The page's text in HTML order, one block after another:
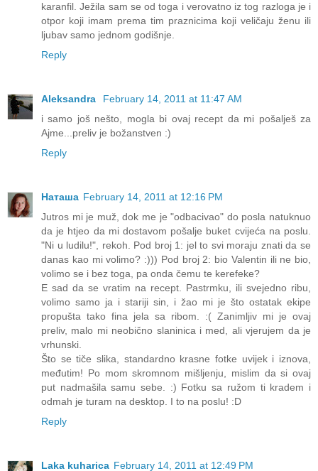
karanfil. Ježila sam se od toga i verovatno iz tog razloga je i
otpor koji imam prema tim praznicima koji veličaju ženu ili
ljubav samo jednom godišnje.
Reply
Aleksandra
February 14, 2011 at 11:47 AM
i samo još nešto, mogla bi ovaj recept da mi pošalješ za
Ajme...preliv je božanstven :)
Reply
Наташа February 14, 2011 at 12:16 PM
Jutros mi je muž, dok me je "odbacivao" do posla natuknuo
da je htjeo da mi dostavom pošalje buket cvijeća na poslu.
"Ni u ludilu!", rekoh. Pod broj 1: jel to svi moraju znati da se
danas kao mi volimo? :))) Pod broj 2: bio Valentin ili ne bio,
volimo se i bez toga, pa onda čemu te kerefeke?
E sad da se vratim na recept. Pastrmku, ili svejedno ribu,
volimo samo ja i stariji sin, i žao mi je što ostatak ekipe
propušta tako fina jela sa ribom. :( Zanimljiv mi je ovaj
preliv, malo mi neobično slaninica i med, ali vjerujem da je
vrhunski.
Što se tiče slika, standardno krasne fotke uvijek i iznova,
međutim! Po mom skromnom mišljenju, mislim da si ovaj
put nadmašila samu sebe. :) Fotku sa ružom ti kradem i
odmah je turam na desktop. I to na poslu! :D
Reply
Laka kuharica February 14, 2011 at 12:49 PM